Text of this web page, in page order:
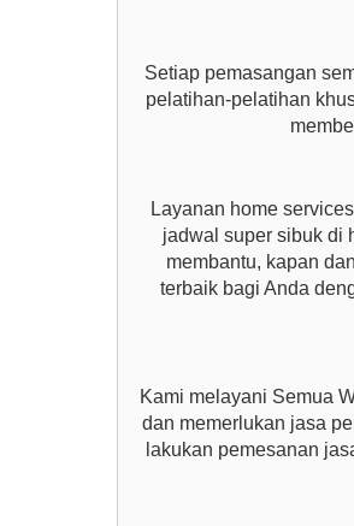
Setiap pemasangan
pelatihan-pelatihan
Layanan home
jadwal super sibuk di
membantu, kapan
terbaik bagi Anda
Kami melayani Semua
dan memerlukan jasa
lakukan pemesanan